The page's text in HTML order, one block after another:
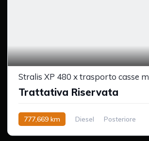
Stralis XP 480 x trasporto casse
Trattativa Riservata
777,669 km Diesel Posteriore